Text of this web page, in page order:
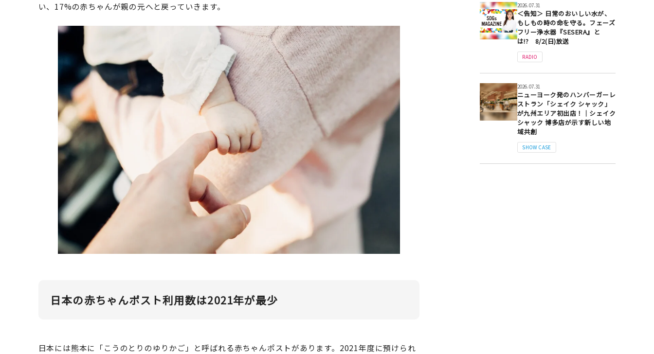
い、17%の赤ちゃんが親の元へと戻っていきます。
日本の赤ちゃんポスト利用数は2021年が最少
日本には熊本に「こうのとりのゆりかご」と呼ばれる赤ちゃんポストがあります。2021年度に預けられ
2026.07.31
＜告知＞ 日常のおいしい水が、
もしもの時の命を守る。フェーズ
フリー浄水器『SESERA』と
は!? 8/2(日)放送
RADIO
2026.07.31
ニューヨーク発のハンバーガーレ
ストラン「シェイク シャック」
が九州エリア初出店！｜シェイク
シャック 博多店が示す新しい地
域共創
SHOW CASE